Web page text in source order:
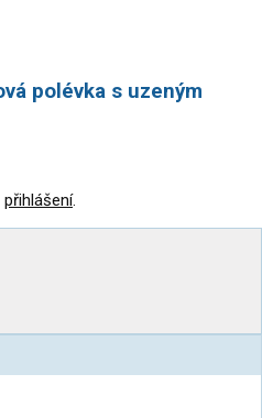
polévka s uzeným
přihlášení.